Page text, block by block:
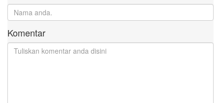
Komentar